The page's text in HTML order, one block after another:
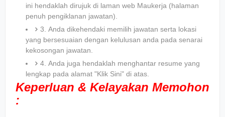
ini hendaklah dirujuk di laman web Maukerja (halaman
penuh pengiklanan jawatan).
3. Anda dikehendaki memilih jawatan serta lokasi
yang bersesuaian dengan kelulusan anda pada senarai
kekosongan jawatan.
4. Anda juga hendaklah menghantar resume yang
lengkap pada alamat "Klik Sini" di atas.
Keperluan & Kelayakan Memohon
: